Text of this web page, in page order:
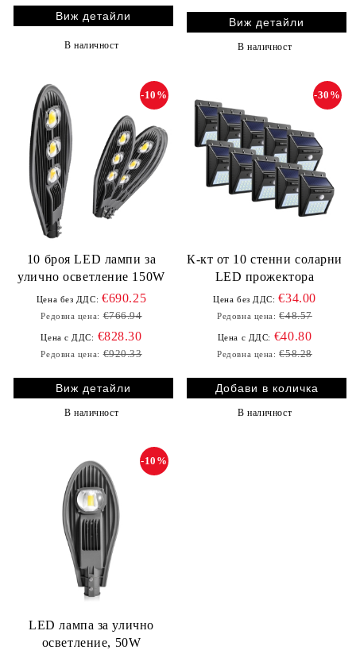
Виж детайли
В наличност
Виж детайли
В наличност
10 броя LED лампи за
улично осветление 150W
-10%
Цена без ДДС: €690.25
Редовна цена: €766.94
Цена с ДДС: €828.30
Редовна цена: €920.33
Виж детайли
В наличност
К-кт от 10 стенни соларни
LED прожектора
-30%
Цена без ДДС: €34.00
Редовна цена: €48.57
Цена с ДДС: €40.80
Редовна цена: €58.28
В наличност
LED лампа за улично
осветление, 50W
-10%